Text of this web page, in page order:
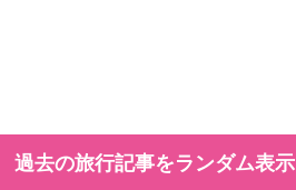
過去の旅行記事をランダム表示